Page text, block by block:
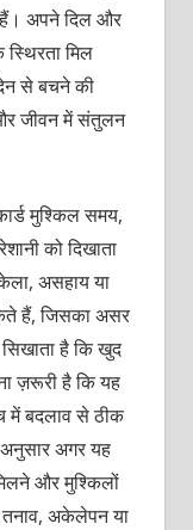
अपने दिल और
मिल
से बचने की
जीवन में संतुलन
मुश्किल समय,
को दिखाता
असहाय या
हैं, जिसका असर
है कि खुद
ज़रूरी है कि यह
में बदलाव से ठीक
अगर यह
और मुश्किलों
अकेलेपन या